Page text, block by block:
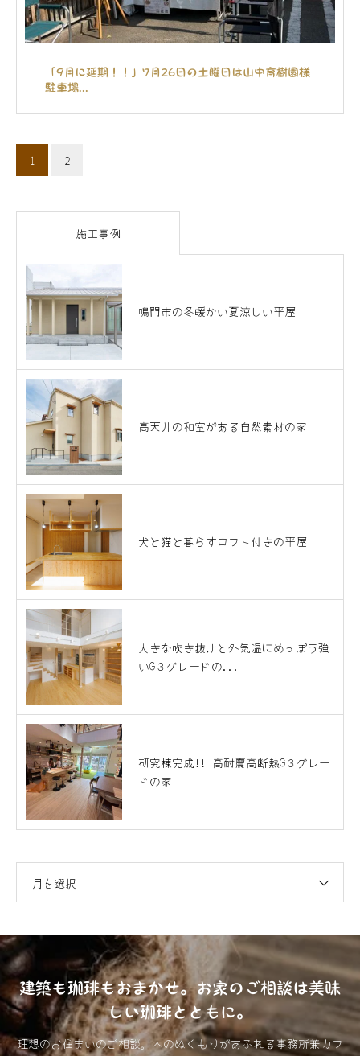
「9月に延期！！」7月26日の土曜日は山中育樹園様
駐車場...
1 2
施工事例
鳴門市の冬暖かい夏涼しい平屋
高天井の和室がある自然素材の家
犬と猫と暮らすロフト付きの平屋
大きな吹き抜けと外気温にめっぽう強
いG３グレードの...
研究棟完成!! 高耐震高断熱G３グレー
ドの家
月を選択
建築も珈琲もおまかせ。お家のご相談は美味
しい珈琲とともに。
理想のお住まいのご相談。木のぬくもりがあふれる事務所兼カフ